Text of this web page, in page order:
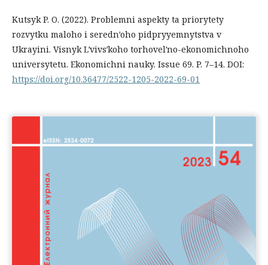
Kutsyk P. O. (2022). Problemni aspekty ta priorytety
rozvytku maloho i serednʹoho pidpryyemnytstva v
Ukrayini. Visnyk Lʹvivsʹkoho torhovelʹno-ekonomichnoho
universytetu. Ekonomichni nauky. Issue 69. P. 7–14. DOI:
https://doi.org/10.36477/2522-1205-2022-69-01